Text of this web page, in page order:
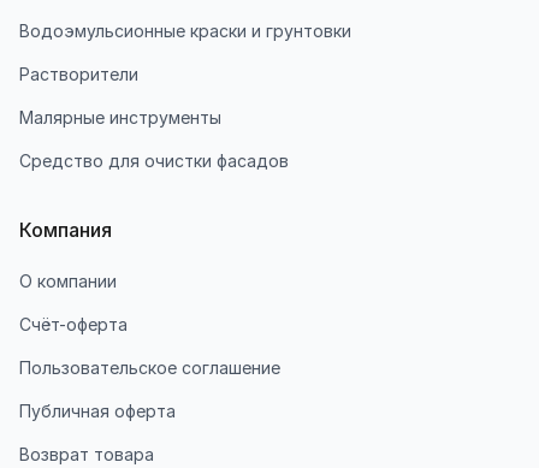
Водоэмульсионные краски и грунтовки
Растворители
Малярные инструменты
Средство для очистки фасадов
Компания
О компании
Счёт-оферта
Пользовательское соглашение
Публичная оферта
Возврат товара